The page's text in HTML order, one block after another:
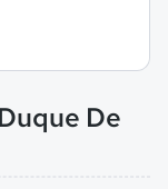
De